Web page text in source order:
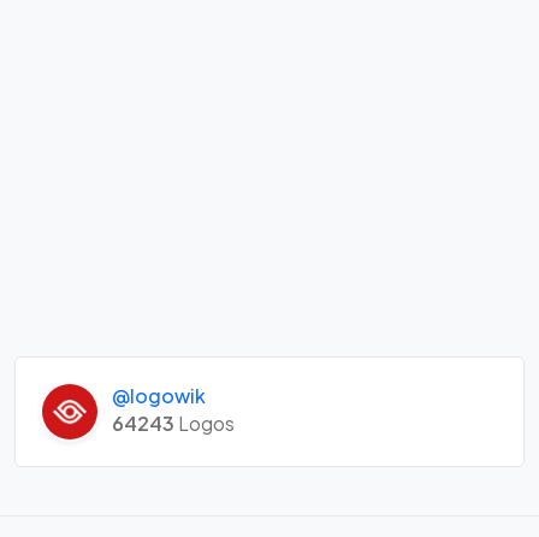
@logowik
64243 Logos